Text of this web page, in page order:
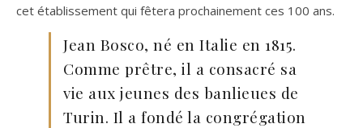
cet établissement qui fêtera prochainement ces 100 ans.
Jean Bosco, né en Italie en 1815.
Comme prêtre, il a consacré sa
vie aux jeunes des banlieues de
Turin. Il a fondé la congrégation